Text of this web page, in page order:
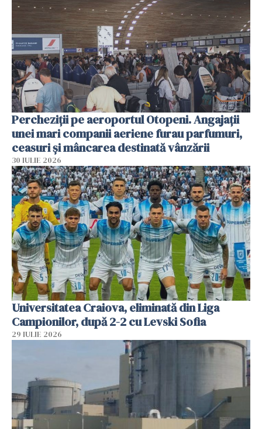
Percheziții pe aeroportul Otopeni. Angajații
unei mari companii aeriene furau parfumuri,
ceasuri și mâncarea destinată vânzării
30 IULIE 2026
Universitatea Craiova, eliminată din Liga
Campionilor, după 2-2 cu Levski Sofia
29 IULIE 2026